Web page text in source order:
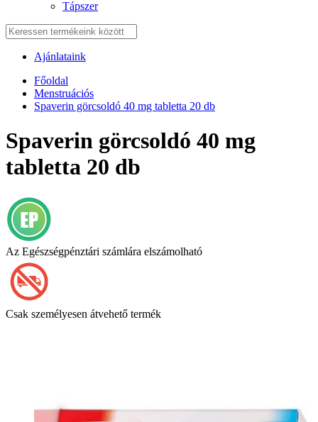
Tápszer
Ajánlataink
Főoldal
Menstruációs
Spaverin görcsoldó 40 mg tabletta 20 db
Spaverin görcsoldó 40 mg
tabletta 20 db
Az Egészségpénztári számlára elszámolható
Csak személyesen átvehető termék